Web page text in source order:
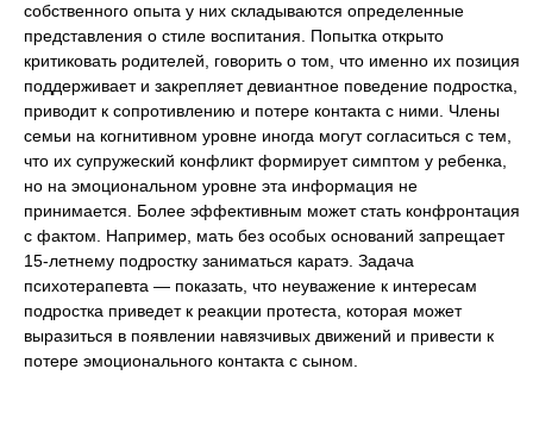
собственного опыта у них складываются определенные
представления о стиле воспитания. Попытка открыто
критиковать родителей, говорить о том, что именно их позиция
поддерживает и закрепляет девиантное поведение подростка,
приводит к сопротивлению и потере контакта с ними. Члены
семьи на когнитивном уровне иногда могут согласиться с тем,
что их супружеский конфликт формирует симптом у ребенка,
но на эмоциональном уровне эта информация не
принимается. Более эффективным может стать конфронтация
с фактом. Например, мать без особых оснований запрещает
15-летнему подростку заниматься каратэ. Задача
психотерапевта — показать, что неуважение к интересам
подростка приведет к реакции протеста, которая может
выразиться в появлении навязчивых движений и привести к
потере эмоционального контакта с сыном.